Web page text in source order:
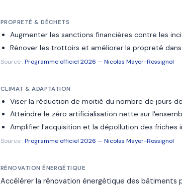
PROPRETÉ & DÉCHETS
Augmenter les sanctions financières contre les
Rénover les trottoirs et améliorer la propreté
Source :Programme officiel 2026 — Nicolas Mayer-Rossignol
CLIMAT & ADAPTATION
Viser la réduction de moitié du nombre de jours
Atteindre le zéro artificialisation nette sur
Amplifier l'acquisition et la dépollution des
Source :Programme officiel 2026 — Nicolas Mayer-Rossignol
RÉNOVATION ÉNERGÉTIQUE
Accélérer la rénovation énergétique des bâtiments